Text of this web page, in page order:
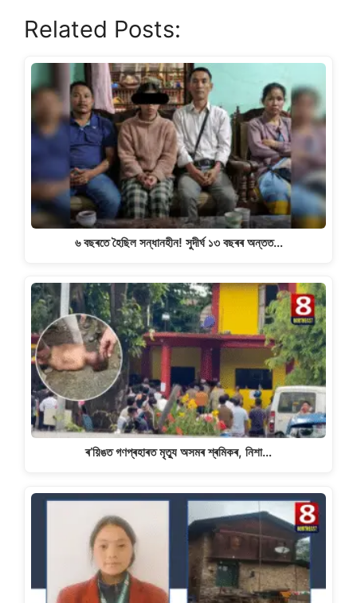
at
s
A
p
p
c
e
b
o
o
k
e
gr
a
m
y
Li
n
k
e
Related Posts:
৬ বছৰতে হৈছিল সন্ধানহীন! সুদীৰ্ঘ ১৩ বছৰৰ অন্তত…
ৰ’য়িঙত গণপ্ৰহাৰত মৃত্যু অসমৰ শ্ৰমিকৰ, নিশা…